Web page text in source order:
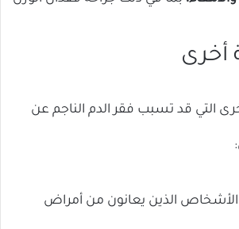
أخرى
التي قد تسبب فقر الدم الناجم عن
الأشخاص الذين يعانون من أمراض